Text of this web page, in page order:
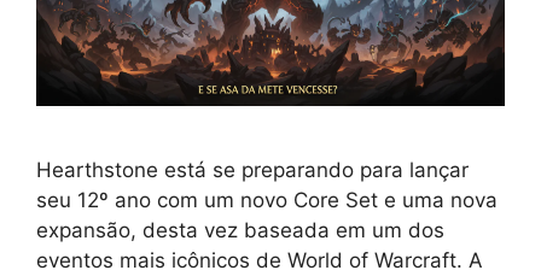
Hearthstone está se preparando para lançar
seu 12º ano com um novo Core Set e uma nova
expansão, desta vez baseada em um dos
eventos mais icônicos de World of Warcraft. A